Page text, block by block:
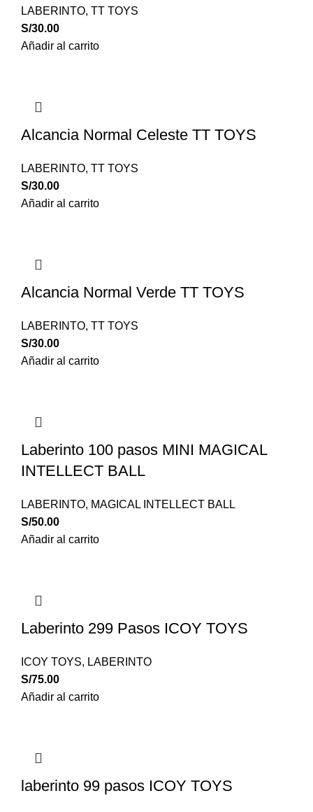
LABERINTO, TT TOYS
S/30.00
Añadir al carrito
Alcancia Normal Celeste TT TOYS
LABERINTO, TT TOYS
S/30.00
Añadir al carrito
Alcancia Normal Verde TT TOYS
LABERINTO, TT TOYS
S/30.00
Añadir al carrito
Laberinto 100 pasos MINI MAGICAL
INTELLECT BALL
LABERINTO, MAGICAL INTELLECT BALL
S/50.00
Añadir al carrito
Laberinto 299 Pasos ICOY TOYS
ICOY TOYS, LABERINTO
S/75.00
Añadir al carrito
laberinto 99 pasos ICOY TOYS